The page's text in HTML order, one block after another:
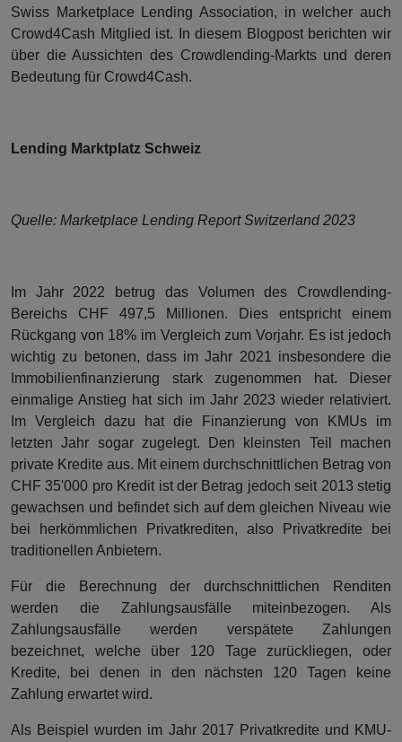
Swiss Marketplace Lending Association, in welcher auch
Crowd4Cash Mitglied ist. In diesem Blogpost berichten wir
über die Aussichten des Crowdlending-Markts und deren
Bedeutung für Crowd4Cash.
Lending Marktplatz Schweiz
Quelle: Marketplace Lending Report Switzerland 2023
Im Jahr 2022 betrug das Volumen des Crowdlending-
Bereichs CHF 497,5 Millionen. Dies entspricht einem
Rückgang von 18% im Vergleich zum Vorjahr. Es ist jedoch
wichtig zu betonen, dass im Jahr 2021 insbesondere die
Immobilienfinanzierung stark zugenommen hat. Dieser
einmalige Anstieg hat sich im Jahr 2023 wieder relativiert.
Im Vergleich dazu hat die Finanzierung von KMUs im
letzten Jahr sogar zugelegt. Den kleinsten Teil machen
private Kredite aus. Mit einem durchschnittlichen Betrag von
CHF 35'000 pro Kredit ist der Betrag jedoch seit 2013 stetig
gewachsen und befindet sich auf dem gleichen Niveau wie
bei herkömmlichen Privatkrediten, also Privatkredite bei
traditionellen Anbietern.
Für die Berechnung der durchschnittlichen Renditen
werden die Zahlungsausfälle miteinbezogen. Als
Zahlungsausfälle werden verspätete Zahlungen
bezeichnet, welche über 120 Tage zurückliegen, oder
Kredite, bei denen in den nächsten 120 Tagen keine
Zahlung erwartet wird.
Als Beispiel wurden im Jahr 2017 Privatkredite und KMU-